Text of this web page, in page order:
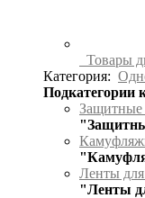
Товары
Категория:
Подкатегории
Защитные
Ленты для
"Ленты